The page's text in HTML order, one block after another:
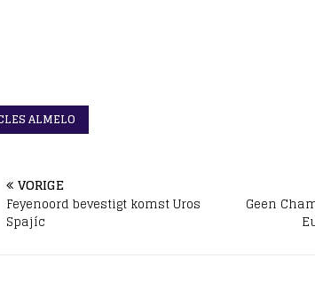
ALMELO
VORIGE
Feyenoord bevestigt komst Uros
Spajíc
Geen